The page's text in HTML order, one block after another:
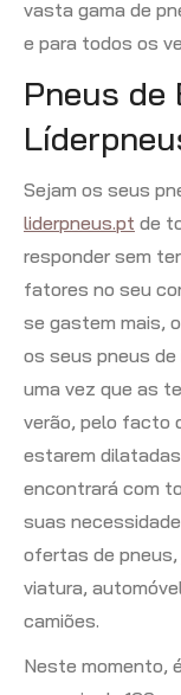
vasta gama de
e para todos os
Pneus
Sejam os seus
liderpneus.pt de
responder sem
fatores no seu
se gastem mais,
os seus pneus de
uma vez que as
verão, pelo facto
estarem
encontrará com
suas
ofertas de
viatura,
camiões.
Neste momento,